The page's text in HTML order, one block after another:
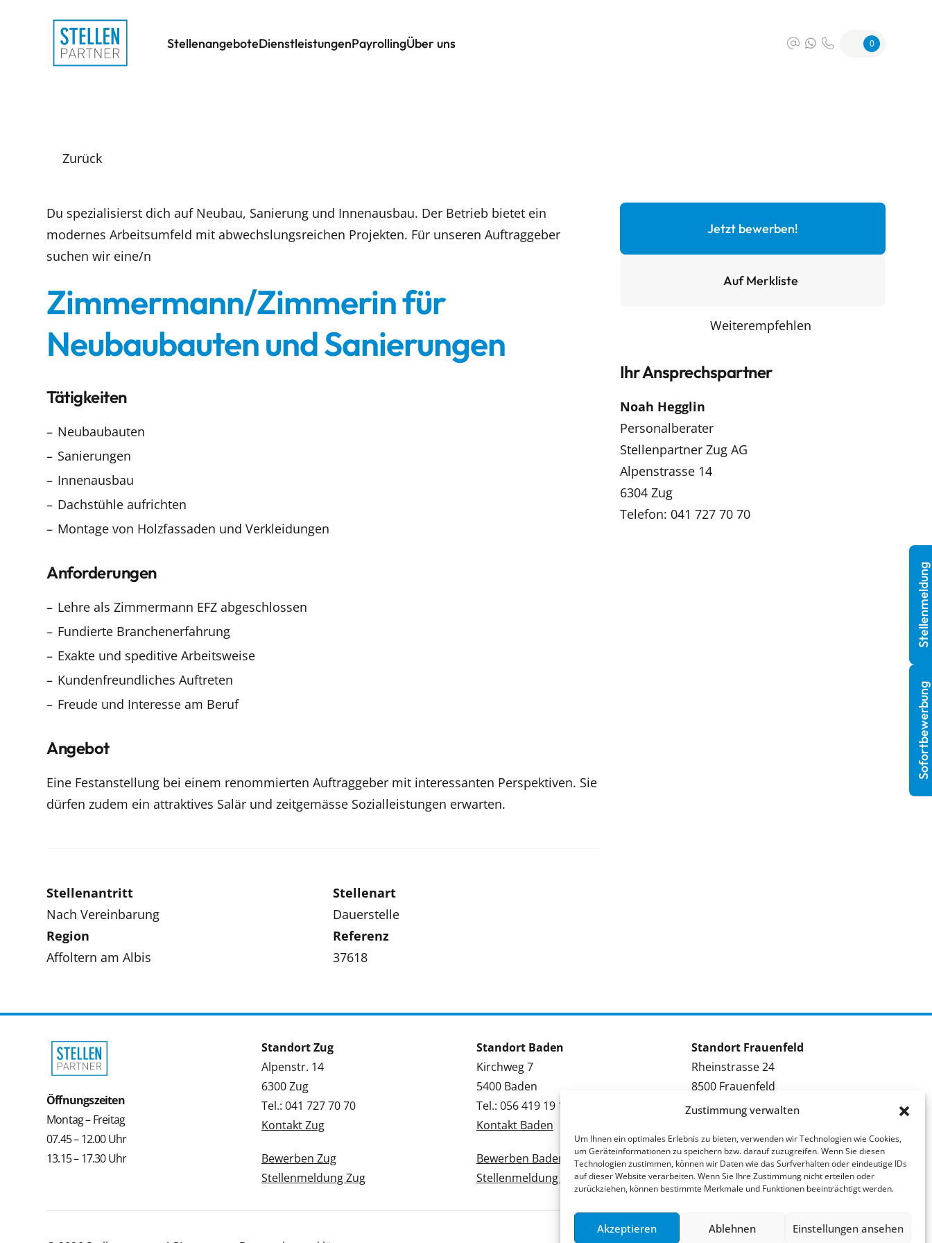
Zustimmung verwalten
Um Ihnen ein optimales Erlebnis zu bieten, verwenden wir Technologien wie Cookies,
um Geräteinformationen zu speichern bzw. darauf zuzugreifen. Wenn Sie diesen
Technologien zustimmen, können wir Daten wie das Surfverhalten oder eindeutige IDs
auf dieser Website verarbeiten. Wenn Sie Ihre Zustimmung nicht erteilen oder
zurückziehen, können bestimmte Merkmale und Funktionen beeinträchtigt werden.
Akzeptieren Ablehnen Einstellungen ansehen
StellenangeboteDienstleistungenPayrollingÜber uns 0
Zurück
Du spezialisierst dich auf Neubau, Sanierung und Innenausbau. Der Betrieb bietet ein
modernes Arbeitsumfeld mit abwechslungsreichen Projekten. Für unseren Auftraggeber
suchen wir eine/n
Zimmermann/Zimmerin für
Neubaubauten und Sanierungen
Tätigkeiten
Neubaubauten
Sanierungen
Innenausbau
Dachstühle aufrichten
Montage von Holzfassaden und Verkleidungen
Anforderungen
Lehre als Zimmermann EFZ abgeschlossen
Fundierte Branchenerfahrung
Exakte und speditive Arbeitsweise
Kundenfreundliches Auftreten
Freude und Interesse am Beruf
Angebot
Eine Festanstellung bei einem renommierten Auftraggeber mit interessanten Perspektiven. Sie
dürfen zudem ein attraktives Salär und zeitgemässe Sozialleistungen erwarten.
Stellenantritt
Nach Vereinbarung
Stellenart
Dauerstelle
Region
Affoltern am Albis
Referenz
37618
Jetzt bewerben!
Auf Merkliste
Weiterempfehlen
Ihr Ansprechspartner
Noah Hegglin
Personalberater
Stellenpartner Zug AG
Alpenstrasse 14
6304 Zug
Telefon: 041 727 70 70
Öffnungszeiten
Montag – Freitag
07.45 – 12.00 Uhr
13.15 – 17.30 Uhr
Standort Zug
Alpenstr. 14
6300 Zug
Tel.: 041 727 70 70
Kontakt Zug
Bewerben Zug
Stellenmeldung Zug
Standort Baden
Kirchweg 7
5400 Baden
Tel.: 056 419 19 19
Kontakt Baden
Bewerben Baden
Stellenmeldung Baden
Standort Frauenfeld
Rheinstrasse 24
8500 Frauenfeld
Tel.: 052 224 09 09
Bewerben Frauenfeld
Stellenmeldung Frauenfeld
Sofortbewerbung
Stellenmeldung